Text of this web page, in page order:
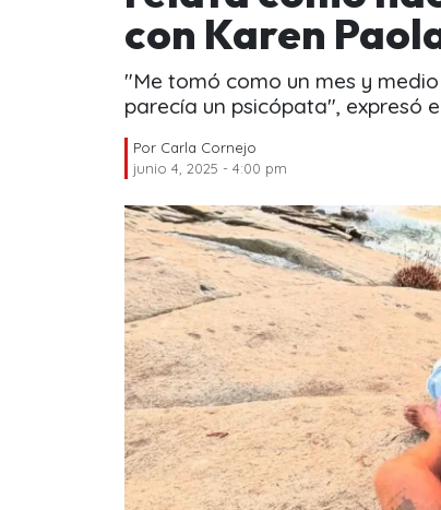
con Karen
"Me tomó como un mes y
parecía un psicópata", expresó
Por Carla Cornejo
junio 4, 2025 - 4:00 pm